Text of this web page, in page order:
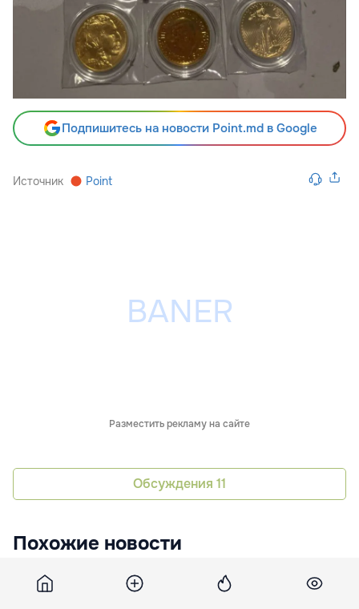
Подпишитесь на новости Point.md в Google
Источник Point
Разместить рекламу на сайте
Обсуждения 11
Похожие новости